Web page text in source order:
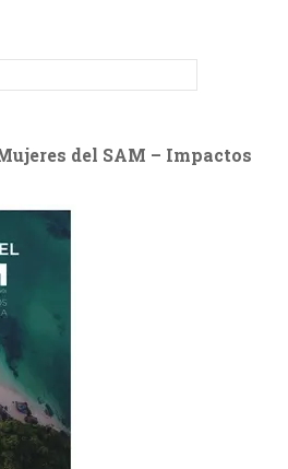
del SAM – Impactos